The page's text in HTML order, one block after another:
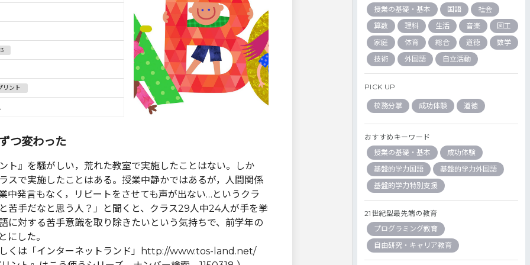
リント
つ変わった
ト』を騒がしい，荒れた教室で実施したことはない。しか
スで実施したことはある。授業中静かではあるが，人間関係
中発言もなく，リピートをさせても声が出ない…というクラ
苦手だなと思う人？」と聞くと、クラス29人中24人が手を挙
に対する苦手意識を取り除きたいという気持ちで、前学年の
にした。
しくは「インターネットランド」http://www.tos-land.net/
授業の基礎・基本 国語
社会
算数
理科 生活 音楽
図工
家庭
体育 総合 道徳
数学
技術
外国語 自立活動
PICK UP
校務分掌 成功体験 道徳
おすすめキーワード
授業の基礎・基本
成功体験
基盤的学力国語
基盤的学力外国語
基盤的学力特別支援
21世紀型最先端の教育
プログラミング教育
自由研究・キャリア教育